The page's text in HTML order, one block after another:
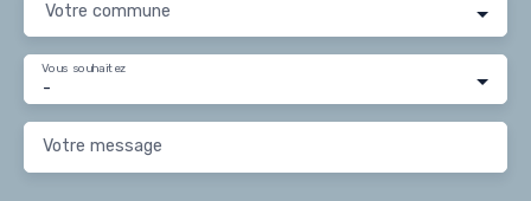
Votre commune
-
Vous souhaitez
Votre message